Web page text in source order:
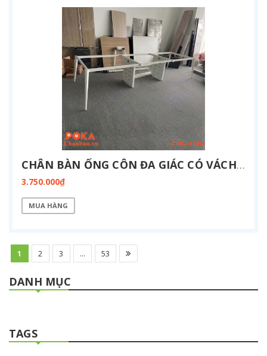
CHÂN BÀN ỐNG CÔN ĐA GIÁC CÓ VÁCH ĐIỆN 1200X3600MM CDG-1236-BOX
3.750.000₫
MUA HÀNG
1 2 3 ... 53
DANH MỤC
TAGS